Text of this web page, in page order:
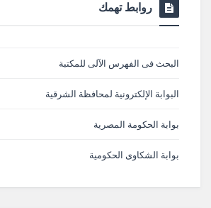
روابط تهمك
البحث فى الفهرس الآلى للمكتبة
البوابة الإلكترونية لمحافظة الشرقية
بوابة الحكومة المصرية
بوابة الشكاوى الحكومية